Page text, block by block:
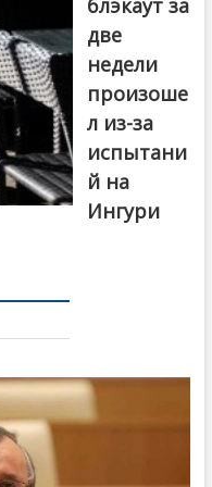
блэкаут за
две
недели
произоше
л из-за
испытани
й на
Ингури